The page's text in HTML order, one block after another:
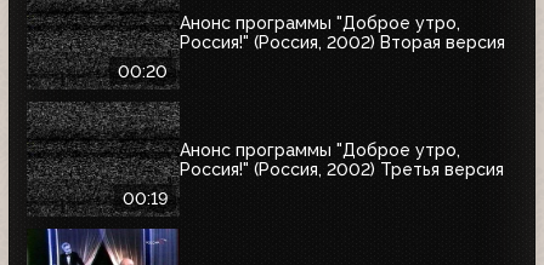
00:20
Анонс программы "Доброе утро,
Россия!" (Россия, 2002) Вторая версия
00:19
Анонс программы "Доброе утро,
Россия!" (Россия, 2002) Третья версия